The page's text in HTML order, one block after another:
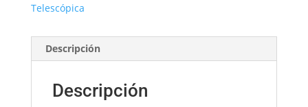
Telescópica
Descripción
Descripción